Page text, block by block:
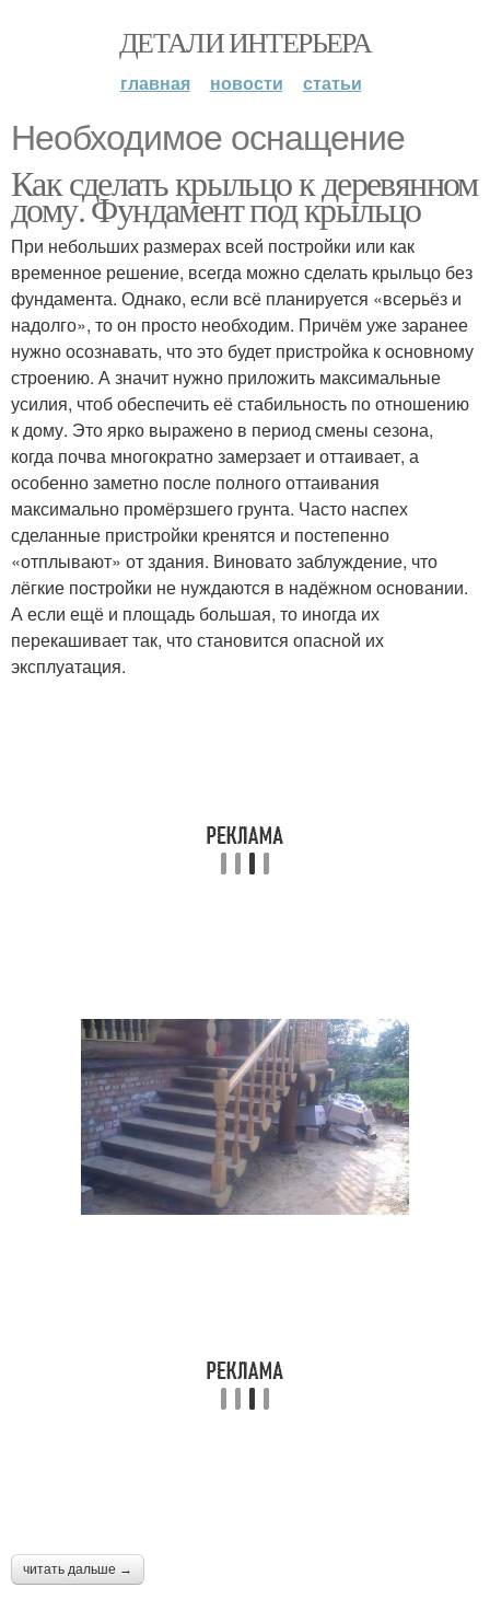
ДЕТАЛИ ИНТЕРЬЕРА
главная новости статьи
Необходимое оснащение
Как сделать крыльцо к деревянном
дому. Фундамент под крыльцо
При небольших размерах всей постройки или как
временное решение, всегда можно сделать крыльцо без
фундамента. Однако, если всё планируется «всерьёз и
надолго», то он просто необходим. Причём уже заранее
нужно осознавать, что это будет пристройка к основному
строению. А значит нужно приложить максимальные
усилия, чтоб обеспечить её стабильность по отношению
к дому. Это ярко выражено в период смены сезона,
когда почва многократно замерзает и оттаивает, а
особенно заметно после полного оттаивания
максимально промёрзшего грунта. Часто наспех
сделанные пристройки кренятся и постепенно
«отплывают» от здания. Виновато заблуждение, что
лёгкие постройки не нуждаются в надёжном основании.
А если ещё и площадь большая, то иногда их
перекашивает так, что становится опасной их
эксплуатация.
читать дальше →